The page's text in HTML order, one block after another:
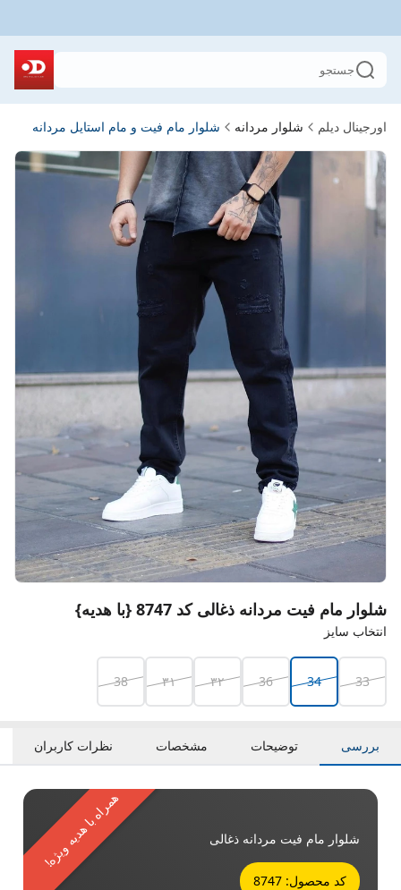
جستجو
اورجینال دیلم شلوار مردانه شلوار مام فیت و مام استایل مردانه
شلوار مام فیت مردانه ذغالی کد 8747 {با هدیه}
انتخاب سایز
33
34
36 ۳۲ ۳۱ 38
بررسی توضیحات مشخصات نظرات کاربران
همراه با هدیه ویژه! شلوار مام فیت مردانه ذغالی
کد محصول: 8747